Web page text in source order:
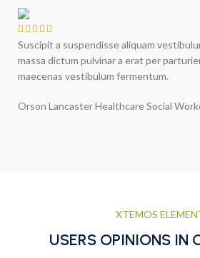
Suscipit a suspendisse aliquam
massa dictum pulvinar a erat per
maecenas vestibulum fermentum.
Orson LancasterHealthcare Social
XTEMOS
USERS OPINIONS IN